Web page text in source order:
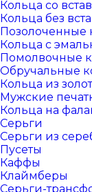
Кольца со
Кольца без
Позолоченные
Кольца с
Помолвочные
Обручальные
Кольца из
Мужские
Кольца на
Серьги
Серьги из
Пусеты
Каффы
Клаймберы
Серьги-